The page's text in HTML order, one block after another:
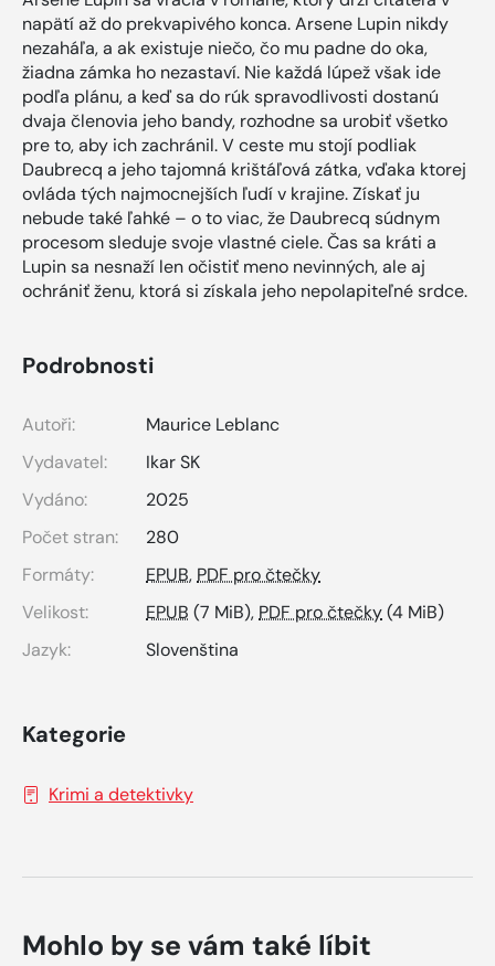
napätí až do prekvapivého konca. Arsene Lupin nikdy
nezaháľa, a ak existuje niečo, čo mu padne do oka,
žiadna zámka ho nezastaví. Nie každá lúpež však ide
podľa plánu, a keď sa do rúk spravodlivosti dostanú
dvaja členovia jeho bandy, rozhodne sa urobiť všetko
pre to, aby ich zachránil. V ceste mu stojí podliak
Daubrecq a jeho tajomná krištáľová zátka, vďaka ktorej
ovláda tých najmocnejších ľudí v krajine. Získať ju
nebude také ľahké – o to viac, že Daubrecq súdnym
procesom sleduje svoje vlastné ciele. Čas sa kráti a
Lupin sa nesnaží len očistiť meno nevinných, ale aj
ochrániť ženu, ktorá si získala jeho nepolapiteľné srdce.
Podrobnosti
Autoři:
Maurice Leblanc
Vydavatel:
Ikar SK
Vydáno:
2025
Počet stran:
280
Formáty:
EPUB, PDF pro čtečky
Velikost:
EPUB (7 MiB), PDF pro čtečky(4 MiB)
Jazyk:
Slovenština
Kategorie
Krimi a detektivky
Mohlo by se vám také líbit